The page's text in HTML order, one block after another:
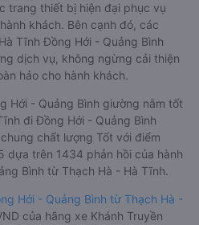
trang thiết bị hiện đại phục vụ
khách. Bên cạnh đó, các
Tĩnh Đồng Hới - Quảng Bình
dịch vụ, không ngừng cải thiện
hảo cho hành khách.
Hới - Quảng Bình giường nằm tốt
đi Đồng Hới - Quảng Bình
chất lượng Tốt với điểm
dựa trên 1434 phản hồi của hành
Bình từ Thạch Hà - Hà Tĩnh.
Hới - Quảng Bình từ Thạch Hà -
của hãng xe Khánh Truyền